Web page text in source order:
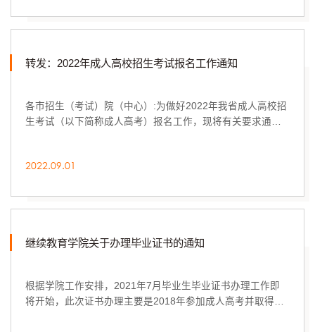
转发：2022年成人高校招生考试报名工作通知
各市招生（考试）院（中心）:为做好2022年我省成人高校招
生考试（以下简称成人高考）报名工作，现将有关要求通知
2022.09.01
继续教育学院关于办理毕业证书的通知
根据学院工作安排，2021年7月毕业生毕业证书办理工作即
将开始，此次证书办理主要是2018年参加成人高考并取得学